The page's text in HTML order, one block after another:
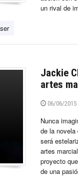
un rival de
Jackie
artes
06/06/2015
Nunca
de la novela
será
artes
proyecto
de una